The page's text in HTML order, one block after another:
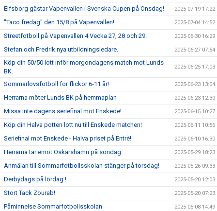
Elfsborg gästar Vapenvallen i Svenska Cupen på Onsdag! 2025-07-19 17:22
"Taco fredag" den 15/8 på Vapenvallen! 2025-07-04 14:52
Streetfotboll på Vapenvallen 4 Vecka 27, 28 och 29. 2025-06-30 16:29
Stefan och Fredrik nya utbildningsledare. 2025-06-27 07:54
Köp din 50/50 lott inför morgondagens match mot Lunds
BK.
2025-06-25 17:03
Sommarlovsfotboll för flickor 6-11 år! 2025-06-23 13:04
Herrarna möter Lunds BK på hemmaplan 2025-06-23 12:30
Missa inte dagens seriefinal mot Enskede! 2025-06-15 10:27
Köp din Halva potten lott nu till Enskede matchen! 2025-06-11 10:56
Seriefinal mot Enskede - Halva priset på Entrè! 2025-06-10 16:30
Herrarna tar emot Oskarshamn på söndag. 2025-05-29 18:23
Anmälan till Sommarfotbollsskolan stänger på torsdag! 2025-05-26 09:33
Derbydags på lördag ! 2025-05-20 12:03
Stort Tack Zourab! 2025-05-20 07:23
Påminnelse Sommarfotbollsskolan 2025-05-08 14:49